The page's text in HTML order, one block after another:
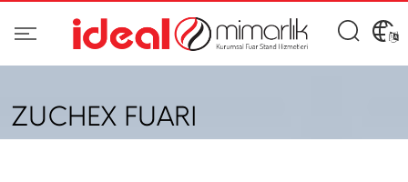
ZUCHEX FUARI